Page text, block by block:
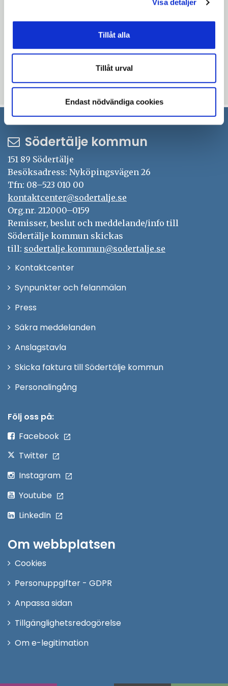
Visa detaljer
Tillåt alla
Tillåt urval
Endast nödvändiga cookies
IKEA är den senaste av företag som blivit
granskade. Tidigare företag som man
nämnas är Amazon och Apple. Apple ålades
att betala 13 miljarder euro till Irland.
Uppdaterad: 2017-12-20
Södertälje kommun
151 89 Södertälje
Besöksadress: Nyköpingsvägen 26
Tfn: 08–523 010 00
kontaktcenter@sodertalje.se
Org.nr. 212000–0159
Remisser, beslut och meddelande/info till
Södertälje kommun skickas
till: sodertalje.kommun@sodertalje.se
KontaktcenterÖppna
Synpunkter och felanmälan
Press
fönster
Säkra meddelanden
Anslagstavla
Skicka faktura till Södertälje kommun
PersonalingångÖppna
Följ oss på:
Facebook
Twitter
Instagram
Youtube
LinkedIn
Om webbplatsen
Cookies
Personuppgifter - GDPR
Anpassa sidan
Tillgänglighetsredogörelse
Om e-legitimation